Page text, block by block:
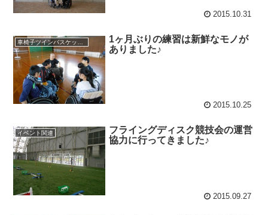
2015.10.31
1ヶ月ぶりの練習は新鮮なモノが
ありました♪
2015.10.25
イベント関連
フライングディスク競技会の運営
協力に行ってきました♪
2015.09.27